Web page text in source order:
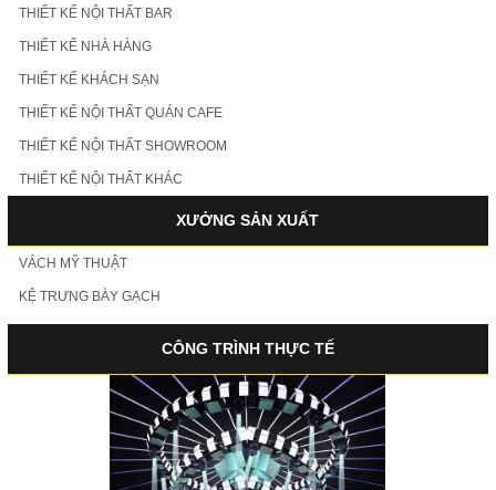
THIẾT KẾ NỘI THẤT BAR
THIẾT KẾ NHÀ HÀNG
THIẾT KẾ KHÁCH SẠN
THIẾT KẾ NỘI THẤT QUÁN CAFE
THIẾT KẾ NỘI THẤT SHOWROOM
THIẾT KẾ NỘI THẤT KHÁC
XƯỞNG SẢN XUẤT
VÁCH MỸ THUẬT
KỆ TRƯNG BÀY GẠCH
CÔNG TRÌNH THỰC TẾ